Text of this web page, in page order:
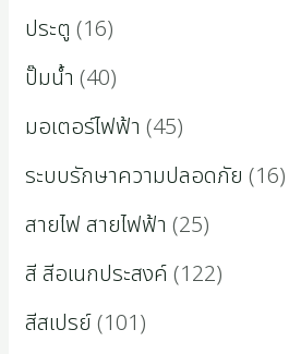
ประตู 16
ปั๊มน้ำ 40
มอเตอร์ไฟฟ้า 45
ระบบรักษาความปลอดภัย 16
สายไฟ สายไฟฟ้า 25
สี สีอเนกประสงค์ 122
สีสเปรย์ 101